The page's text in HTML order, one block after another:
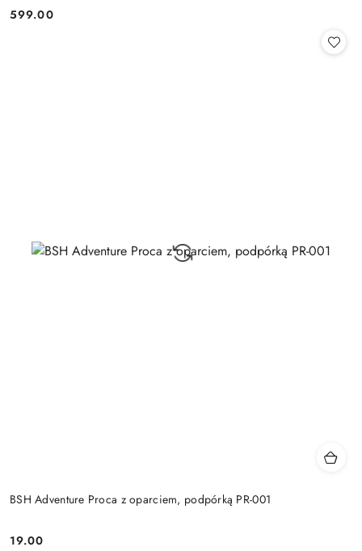
Cena:
599.00
BSH Adventure Proca z oparciem, podpórką PR-001
19.00